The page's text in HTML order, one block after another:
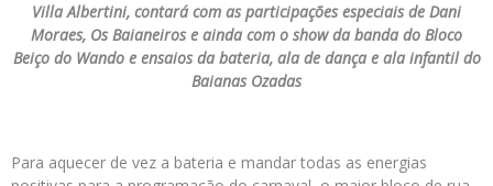
Villa Albertini, contará com as participações especiais de Dani
Moraes, Os Baianeiros e ainda com o show da banda do Bloco
Beiço do Wando e ensaios da bateria, ala de dança e ala infantil do
Baianas Ozadas
Para aquecer de vez a bateria e mandar todas as energias